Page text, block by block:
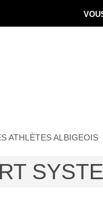
ATHLÈTES ALBIGEOIS